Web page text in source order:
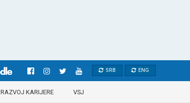
SRB ENG
RAZVOJ KARIJERE VSJ